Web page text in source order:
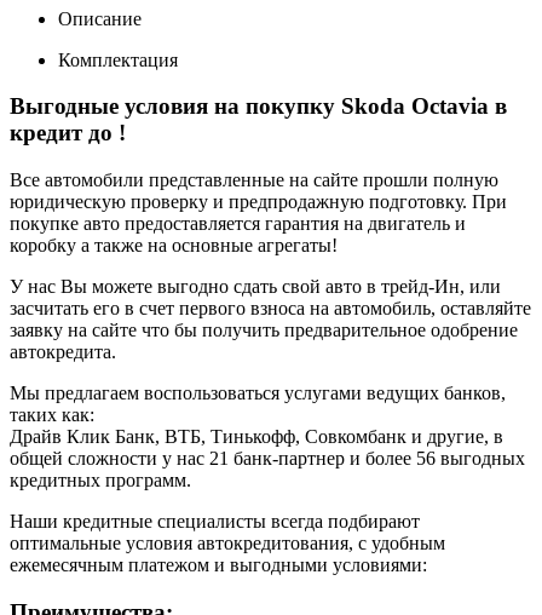
Описание
Комплектация
Выгодные условия на покупку Skoda Octavia в
кредит до !
Все автомобили представленные на сайте прошли полную
юридическую проверку и предпродажную подготовку. При
покупке авто предоставляется гарантия на двигатель и
коробку а также на основные агрегаты!
У нас Вы можете выгодно сдать свой авто в трейд-Ин, или
засчитать его в счет первого взноса на автомобиль, оставляйте
заявку на сайте что бы получить предварительное одобрение
автокредита.
Мы предлагаем воспользоваться услугами ведущих банков,
таких как:
Драйв Клик Банк, ВТБ, Тинькофф, Совкомбанк и другие, в
общей сложности у нас 21 банк-партнер и более 56 выгодных
кредитных программ.
Наши кредитные специалисты всегда подбирают
оптимальные условия автокредитования, с удобным
ежемесячным платежом и выгодными условиями: